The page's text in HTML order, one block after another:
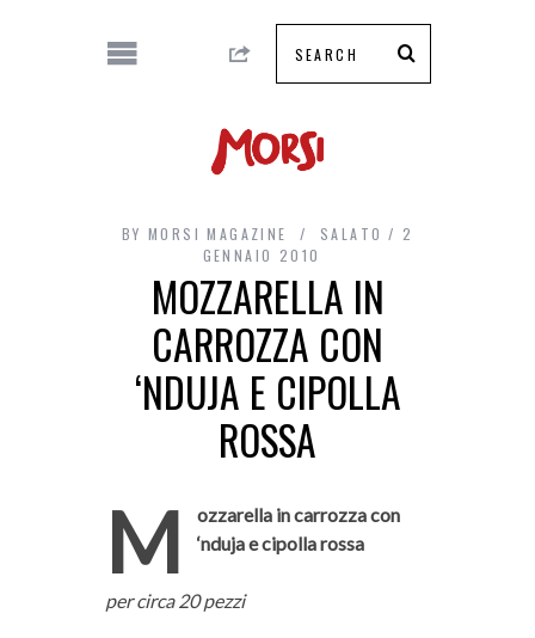
BY MORSI MAGAZINE SALATO
2
GENNAIO 2010
MOZZARELLA IN
CARROZZA CON
‘NDUJA E CIPOLLA
ROSSA
M
ozzarella in carrozza con
‘nduja e cipolla rossa
per circa 20 pezzi